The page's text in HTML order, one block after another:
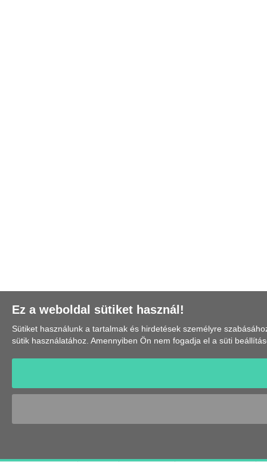
Ez a weboldal sütiket használ!
Sütiket használunk a tartalmak és hirdetések személyre
sütik használatához. Amennyiben Ön nem fogadja el a süti